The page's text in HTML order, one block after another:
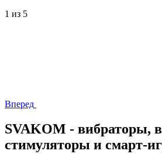
1 из 5
Вперед
SVAKOM - вибраторы,
стимуляторы и смарт-